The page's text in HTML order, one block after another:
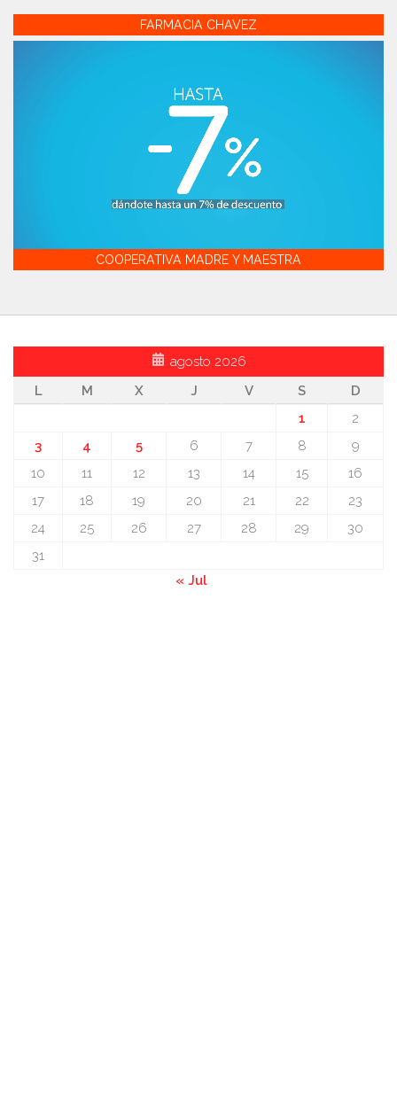
FARMACIA CHAVEZ
COOPERATIVA MADRE Y MAESTRA
agosto 2026
L
M X J V S
D
1
2
3
4 5 6 7 8
9
10
11 12 13 14 15
16
17
18 19 20 21 22
23
24
25 26 27 28 29
30
31
« Jul